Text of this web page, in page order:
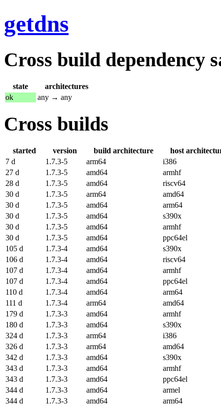
getdns
Cross build dependency
state
architectures
ok
any → any
Cross builds
started version build architecture
host
7 d
1.7.3-5 arm64
i386
27 d
1.7.3-5 amd64
armhf
28 d
1.7.3-5 amd64
riscv64
30 d
1.7.3-5 arm64
amd64
30 d
1.7.3-5 amd64
arm64
30 d
1.7.3-5 amd64
s390x
30 d
1.7.3-5 amd64
armhf
30 d
1.7.3-5 amd64
ppc64el
105 d
1.7.3-4 amd64
s390x
106 d
1.7.3-4 amd64
riscv64
107 d
1.7.3-4 amd64
armhf
107 d
1.7.3-4 amd64
ppc64el
110 d
1.7.3-4 amd64
arm64
111 d
1.7.3-4 arm64
amd64
179 d
1.7.3-3 amd64
armhf
180 d
1.7.3-3 amd64
s390x
324 d
1.7.3-3 arm64
i386
326 d
1.7.3-3 arm64
amd64
342 d
1.7.3-3 amd64
s390x
343 d
1.7.3-3 amd64
armhf
343 d
1.7.3-3 amd64
ppc64el
344 d
1.7.3-3 amd64
armel
344 d
1.7.3-3 amd64
arm64